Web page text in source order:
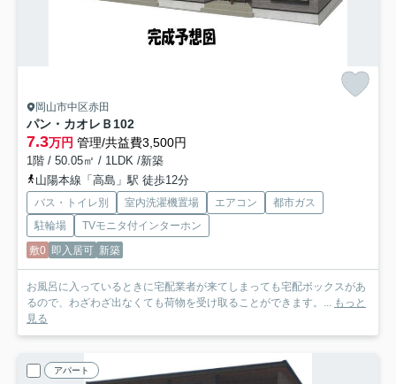
岡山市中区赤田
パン・カオレＢ 102
7.3万円 管理/共益費3,500円
1階 / 50.05㎡ / 1LDK /新築
山陽本線「高島」駅 徒歩12分
バス・トイレ別 室内洗濯機置場 エアコン
都市ガス
駐輪場
TVモニタ付インターホン
敷0 即入居可 新築
お風呂に入っているときに宅配業者が来てしまっても宅配ボックスがあ
るので、わざわざ出なくても荷物を受け取ることができます。... もっと
見る
アパート